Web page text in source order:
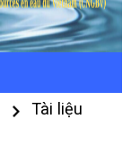
Tài liệu